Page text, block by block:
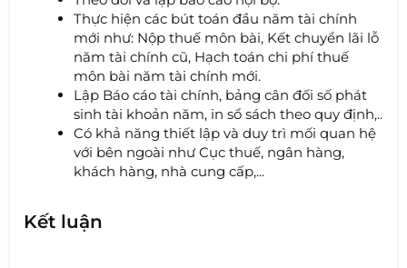
Thực hiện các bút toán đầu năm tài chính
mới như: Nộp thuế môn bài, Kết chuyển lãi lỗ
năm tài chính cũ, Hạch toán chi phí thuế
môn bài năm tài chính mới.
Lập Báo cáo tài chính, bảng cân đối số phát
sinh tài khoản năm, in sổ sách theo quy định,..
Có khả năng thiết lập và duy trì mối quan hệ
với bên ngoài như Cục thuế, ngân hàng,
khách hàng, nhà cung cấp,...
Kết luận